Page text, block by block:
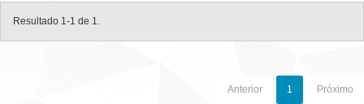
Resultado 1-1 de 1.
Anterior 1 Próximo